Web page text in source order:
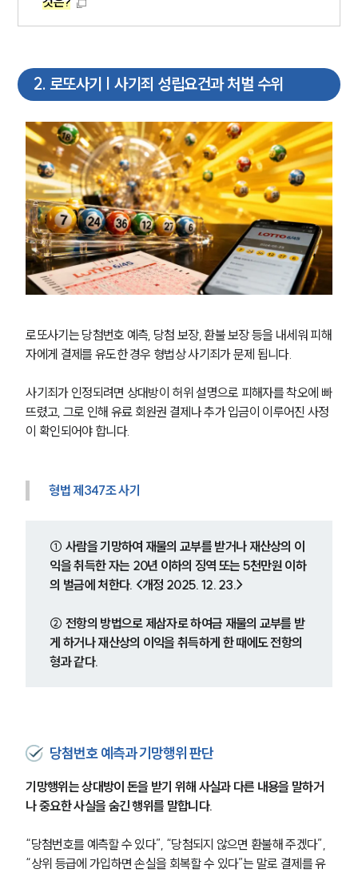
2. 로또사기 | 사기죄 성립요건과 처벌 수위
로또사기는 당첨번호 예측, 당첨 보장, 환불 보장 등을 내세워 피해
자에게 결제를 유도한 경우 형법상 사기죄가 문제 됩니다.
사기죄가 인정되려면 상대방이 허위 설명으로 피해자를 착오에 빠
뜨렸고, 그로 인해 유료 회원권 결제나 추가 입금이 이루어진 사정
이 확인되어야 합니다.
형법 제347조 사기
① 사람을 기망하여 재물의 교부를 받거나 재산상의 이
익을 취득한 자는 20년 이하의 징역 또는 5천만원 이하
의 벌금에 처한다. <개정 2025. 12. 23.>
② 전항의 방법으로 제삼자로 하여금 재물의 교부를 받
게 하거나 재산상의 이익을 취득하게 한 때에도 전항의
형과 같다.
당첨번호 예측과 기망행위 판단
기망행위는 상대방이 돈을 받기 위해 사실과 다른 내용을 말하거
나 중요한 사실을 숨긴 행위를 말합니다.
“당첨번호를 예측할 수 있다”, “당첨되지 않으면 환불해 주겠다”,
“상위 등급에 가입하면 손실을 회복할 수 있다”는 말로 결제를 유